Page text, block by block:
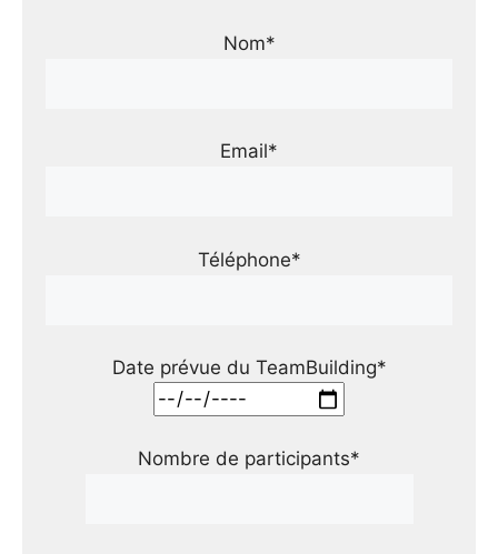
Nom*
Email*
Téléphone*
Date prévue du TeamBuilding*
Nombre de participants*